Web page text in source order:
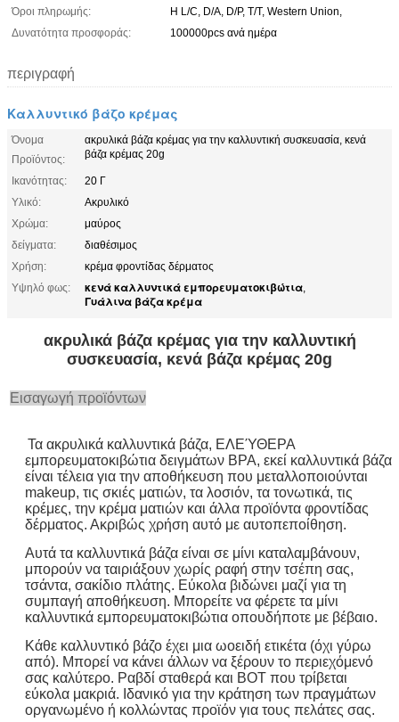
Όροι πληρωμής:
Η L/C, D/A, D/P, T/T, Western Union,
Δυνατότητα προσφοράς:
100000pcs ανά ημέρα
περιγραφή
Καλλυντικό βάζο κρέμας
Όνομα
Προϊόντος:
ακρυλικά βάζα κρέμας για την καλλυντική συσκευασία, κενά
βάζα κρέμας 20g
Ικανότητας:
20 Γ
Υλικό:
Ακρυλικό
Χρώμα:
μαύρος
δείγματα:
διαθέσιμος
Χρήση:
κρέμα φροντίδας δέρματος
Υψηλό φως:
κενά καλλυντικά εμπορευματοκιβώτια,
Γυάλινα βάζα κρέμα
ακρυλικά βάζα κρέμας για την καλλυντική
συσκευασία, κενά βάζα κρέμας 20g
Εισαγωγή προϊόντων
Τα ακρυλικά καλλυντικά βάζα, ΕΛΕΎΘΕΡΑ
εμπορευματοκιβώτια δειγμάτων BPA, εκεί καλλυντικά βάζα
είναι τέλεια για την αποθήκευση που μεταλλοποιούνται
makeup, τις σκιές ματιών, τα λοσιόν, τα τονωτικά, τις
κρέμες, την κρέμα ματιών και άλλα προϊόντα φροντίδας
δέρματος. Ακριβώς χρήση αυτό με αυτοπεποίθηση.
Αυτά τα καλλυντικά βάζα είναι σε μίνι καταλαμβάνουν,
μπορούν να ταιριάξουν χωρίς ραφή στην τσέπη σας,
τσάντα, σακίδιο πλάτης. Εύκολα βιδώνει μαζί για τη
συμπαγή αποθήκευση. Μπορείτε να φέρετε τα μίνι
καλλυντικά εμπορευματοκιβώτια οπουδήποτε με βέβαιο.
Κάθε καλλυντικό βάζο έχει μια ωοειδή ετικέτα (όχι γύρω
από). Μπορεί να κάνει άλλων να ξέρουν το περιεχόμενό
σας καλύτερο. Ραβδί σταθερά και BOT που τρίβεται
εύκολα μακριά. Ιδανικό για την κράτηση των πραγμάτων
οργανωμένο ή κολλώντας προϊόν για τους πελάτες σας.